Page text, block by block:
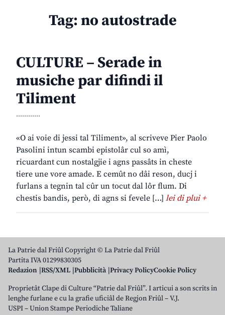
Tag:no autostrade
CULTURE – Serade in
musiche par difindi il
Tiliment
............
«O ai voie di jessi tal Tiliment», al scriveve Pier Paolo
Pasolini intun scambi epistolâr cul so amì,
ricuardant cun nostalgjie i agns passâts in cheste
tiere une vore amade. E cemût no dâi reson, ducj i
furlans a tegnin tal cûr un tocut dal lôr flum. Di
chestis bandis, però, di agns si fevele […] lei di plui +
La Patrie dal Friûl Copyright © La Patrie dal Friûl
Partita IVA 01299830305
Redazion RSS/XML Pubblicità Privacy PolicyCookie Policy
Proprietât Clape di Culture “Patrie dal Friûl”. I articui a son scrits in
lenghe furlane e cu la grafie uficiâl de Regjon Friûl – V.J.
USPI – Union Stampe Periodiche Taliane